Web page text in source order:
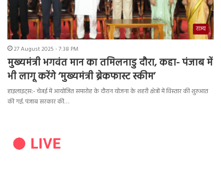
राज्य
27 August 2025 - 7:38 PM
मुख्यमंत्री भगवंत मान का तमिलनाडु दौरा, कहा- पंजाब में
भी लागू करेंगे ‘मुख्यमंत्री ब्रेकफास्ट स्कीम’
हाइलाइट्स:- चेन्नई में आयोजित समारोह के दौरान योजना के शहरी क्षेत्रों में विस्तार की शुरुआत
की गई. पंजाब सरकार की…